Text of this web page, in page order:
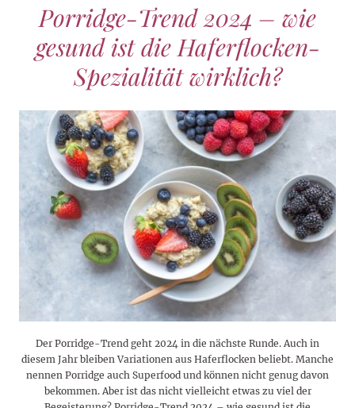
Porridge-Trend 2024 – wie
gesund ist die Haferflocken-
Spezialität wirklich?
Der Porridge-Trend geht 2024 in die nächste Runde. Auch in
diesem Jahr bleiben Variationen aus Haferflocken beliebt. Manche
nennen Porridge auch Superfood und können nicht genug davon
bekommen. Aber ist das nicht vielleicht etwas zu viel der